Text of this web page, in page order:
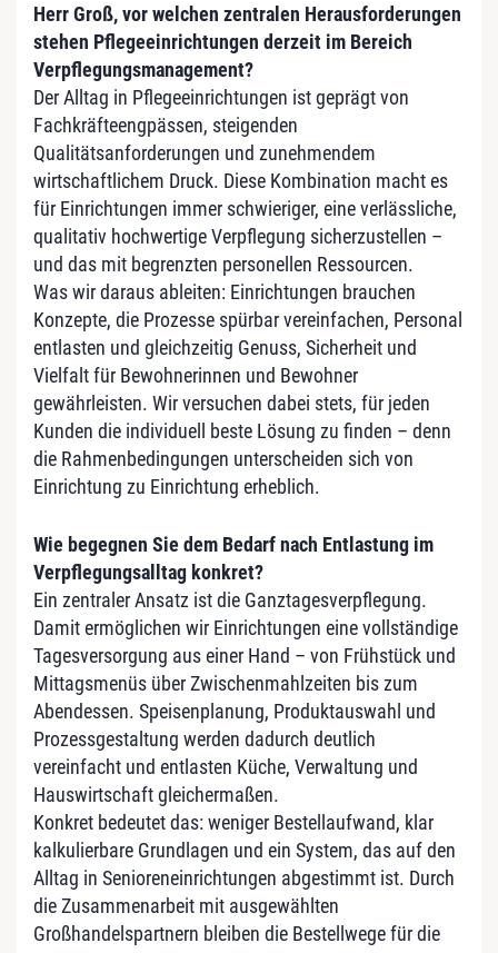
Herr Groß, vor welchen zentralen Herausforderungen
stehen Pflegeeinrichtungen derzeit im Bereich
Verpflegungsmanagement?
Der Alltag in Pflegeeinrichtungen ist geprägt von
Fachkräfteengpässen, steigenden
Qualitätsanforderungen und zunehmendem
wirtschaftlichem Druck. Diese Kombination macht es
für Einrichtungen immer schwieriger, eine verlässliche,
qualitativ hochwertige Verpflegung sicherzustellen –
und das mit begrenzten personellen Ressourcen.
Was wir daraus ableiten: Einrichtungen brauchen
Konzepte, die Prozesse spürbar vereinfachen, Personal
entlasten und gleichzeitig Genuss, Sicherheit und
Vielfalt für Bewohnerinnen und Bewohner
gewährleisten. Wir versuchen dabei stets, für jeden
Kunden die individuell beste Lösung zu finden – denn
die Rahmenbedingungen unterscheiden sich von
Einrichtung zu Einrichtung erheblich.
Wie begegnen Sie dem Bedarf nach Entlastung im
Verpflegungsalltag konkret?
Ein zentraler Ansatz ist die Ganztagesverpflegung.
Damit ermöglichen wir Einrichtungen eine vollständige
Tagesversorgung aus einer Hand – von Frühstück und
Mittagsmenüs über Zwischenmahlzeiten bis zum
Abendessen. Speisenplanung, Produktauswahl und
Prozessgestaltung werden dadurch deutlich
vereinfacht und entlasten Küche, Verwaltung und
Hauswirtschaft gleichermaßen.
Konkret bedeutet das: weniger Bestellaufwand, klar
kalkulierbare Grundlagen und ein System, das auf den
Alltag in Senioreneinrichtungen abgestimmt ist. Durch
die Zusammenarbeit mit ausgewählten
Großhandelspartnern bleiben die Bestellwege für die